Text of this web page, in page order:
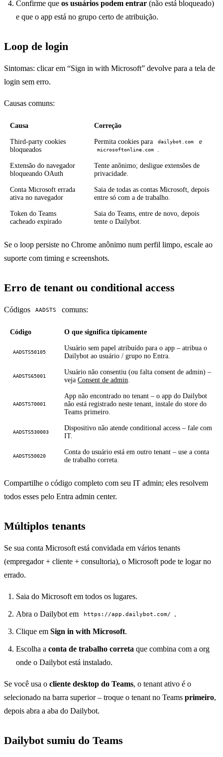
Confirme que os usuários podem entrar (não está bloqueado)
e que o app está no grupo certo de atribuição.
Loop de login
Sintomas: clicar em “Sign in with Microsoft” devolve para a tela de
login sem erro.
Causas comuns:
Causa Correção
Third-party cookies
bloqueados
Permita cookies para dailybot.com e
microsoftonline.com
Extensão do navegador
bloqueando OAuth
Tente anônimo; desligue extensões de
privacidade.
Conta Microsoft errada
ativa no navegador
Saia de todas as contas Microsoft, depois
entre só com a de trabalho.
Token do Teams
cacheado expirado
Saia do Teams, entre de novo, depois
tente o Dailybot.
Se o loop persiste no Chrome anônimo num perfil limpo, escale ao
suporte com timing e screenshots.
Erro de tenant ou conditional access
Códigos AADSTS comuns:
Código O que significa tipicamente
AADSTS50105
Usuário sem papel atribuído para o app – atribua o
Dailybot ao usuário / grupo no Entra.
AADSTS65001
Usuário não consentiu (ou falta consent de admin) –
veja Consent de admin
AADSTS70001
App não encontrado no tenant – o app do Dailybot
não está registrado neste tenant, instale do store do
Teams primeiro.
AADSTS530003
Dispositivo não atende conditional access – fale com
IT.
AADSTS50020
Conta do usuário está em outro tenant – use a conta
de trabalho correta.
Compartilhe o código completo com seu IT admin; eles resolvem
todos esses pelo Entra admin center.
Múltiplos tenants
Se sua conta Microsoft está convidada em vários tenants
(empregador + cliente + consultoria), o Microsoft pode te logar no
errado.
Saia do Microsoft em todos os lugares.
Abra o Dailybot em https://app.dailybot.com/ .
Clique em Sign in with Microsoft.
Escolha a conta de trabalho correta que combina com a org
onde o Dailybot está instalado.
Se você usa o cliente desktop do Teams, o tenant ativo é o
selecionado na barra superior – troque o tenant no Teams primeiro,
depois abra a aba do Dailybot.
Dailybot sumiu do Teams